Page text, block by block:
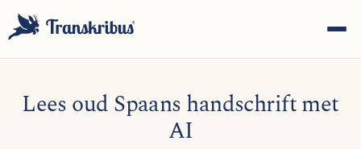
Lees oud Spaans handschrift met
AI